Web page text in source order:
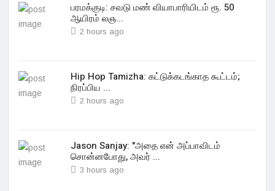
பரமக்குடி: சவடு மண் வியாபாரியிடம் ரூ. 50
ஆயிரம் லஞ...
2 hours ago
Hip Hop Tamizha: கட்டுக்கடங்காத கூட்டம்;
நிரப்பிய ...
2 hours ago
Jason Sanjay: "அதை என் அப்பாவிடம்
சொன்னபோது, அவர் ...
3 hours ago